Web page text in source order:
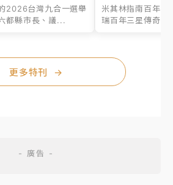
2026台灣九合一選舉
都縣市長、議...
米其林指南百年之
瑞百年三星傳奇、
更多特刊 →